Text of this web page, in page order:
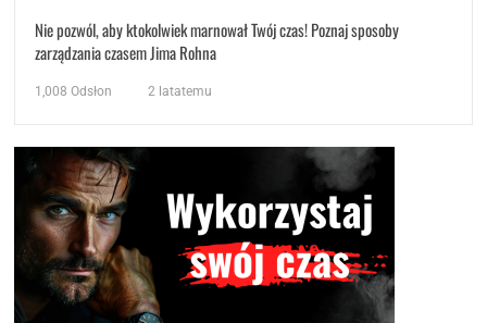
Nie pozwól, aby ktokolwiek marnował Twój czas! Poznaj sposoby
zarządzania czasem Jima Rohna
1,008 Odsłon 2 latatemu